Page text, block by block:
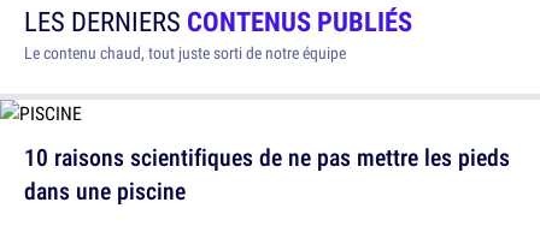
LES DERNIERS CONTENUS PUBLIÉS
Le contenu chaud, tout juste sorti de notre équipe
10 raisons scientifiques de ne pas mettre les pieds
dans une piscine